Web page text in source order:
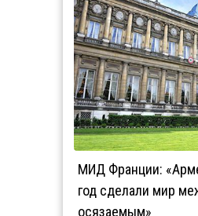
МИД Франции:
год сделали мир
осязаемым»